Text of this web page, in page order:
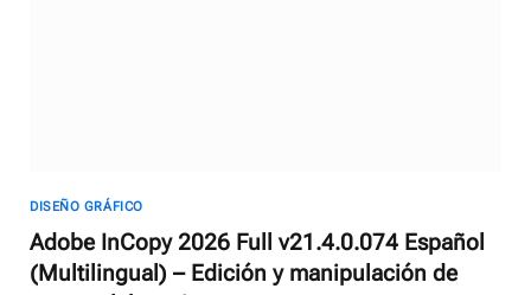
DISEÑO GRÁFICO
Adobe InCopy 2026 Full v21.4.0.074 Español
(Multilingual) – Edición y manipulación de